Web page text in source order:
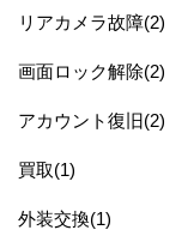
リアカメラ故障(2)
画面ロック解除(2)
アカウント復旧(2)
買取(1)
外装交換(1)